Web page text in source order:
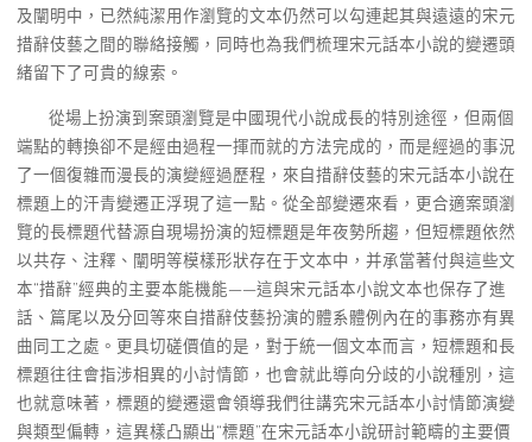
及闡明中，已然純潔用作瀏覽的文本仍然可以勾連起其與遠遠的宋元
措辭伎藝之間的聯絡接觸，同時也為我們梳理宋元話本小說的變遷頭
緒留下了可貴的線索。
從場上扮演到案頭瀏覽是中國現代小說成長的特別途徑，但兩個
端點的轉換卻不是經由過程一揮而就的方法完成的，而是經過的事況
了一個復雜而漫長的演變經過歷程，來自措辭伎藝的宋元話本小說在
標題上的汗青變遷正浮現了這一點。從全部變遷來看，更合適案頭瀏
覽的長標題代替源自現場扮演的短標題是年夜勢所趨，但短標題依然
以共存、注釋、闡明等模樣形狀存在于文本中，并承當著付與這些文
本“措辭”經典的主要本能機能——這與宋元話本小說文本也保存了進
話、篇尾以及分回等來自措辭伎藝扮演的體系體例內在的事務亦有異
曲同工之處。更具切磋價值的是，對于統一個文本而言，短標題和長
標題往往會指涉相異的小討情節，也會就此導向分歧的小說種別，這
也就意味著，標題的變遷還會領導我們往講究宋元話本小討情節演變
與類型偏轉，這異樣凸顯出“標題”在宋元話本小說研討範疇的主要價